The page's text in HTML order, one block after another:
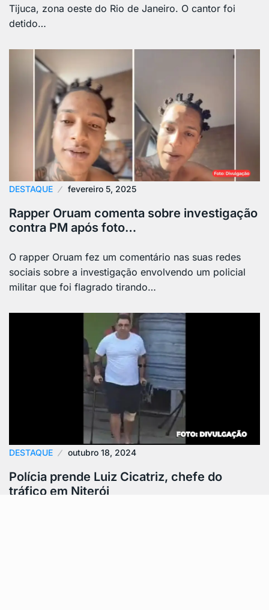
Tijuca, zona oeste do Rio de Janeiro. O cantor foi
detido…
DESTAQUE fevereiro 5, 2025
Rapper Oruam comenta sobre investigação
contra PM após foto…
O rapper Oruam fez um comentário nas suas redes
sociais sobre a investigação envolvendo um policial
militar que foi flagrado tirando…
DESTAQUE outubro 18, 2024
Polícia prende Luiz Cicatriz, chefe do
tráfico em Niterói